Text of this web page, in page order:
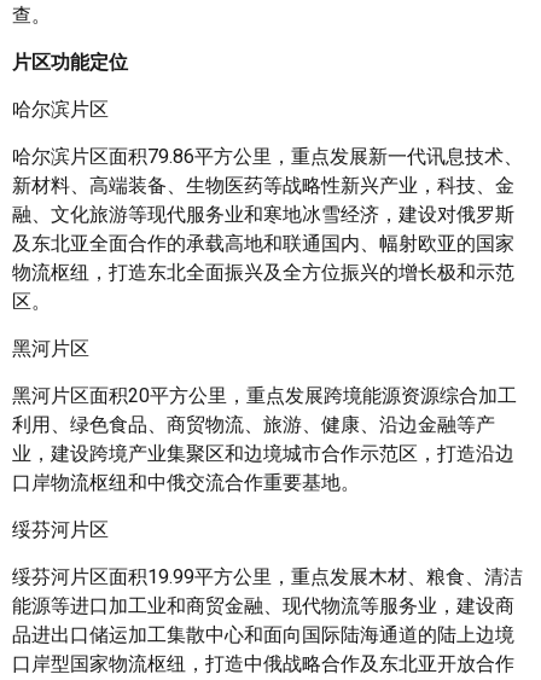
查。
片区功能定位
哈尔滨片区
哈尔滨片区面积79.86平方公里，重点发展新一代讯息技术、
新材料、高端装备、生物医药等战略性新兴产业，科技、金
融、文化旅游等现代服务业和寒地冰雪经济，建设对俄罗斯
及东北亚全面合作的承载高地和联通国内、幅射欧亚的国家
物流枢纽，打造东北全面振兴及全方位振兴的增长极和示范
区。
黑河片区
黑河片区面积20平方公里，重点发展跨境能源资源综合加工
利用、绿色食品、商贸物流、旅游、健康、沿边金融等产
业，建设跨境产业集聚区和边境城市合作示范区，打造沿边
口岸物流枢纽和中俄交流合作重要基地。
绥芬河片区
绥芬河片区面积19.99平方公里，重点发展木材、粮食、清洁
能源等进口加工业和商贸金融、现代物流等服务业，建设商
品进出口储运加工集散中心和面向国际陆海通道的陆上边境
口岸型国家物流枢纽，打造中俄战略合作及东北亚开放合作